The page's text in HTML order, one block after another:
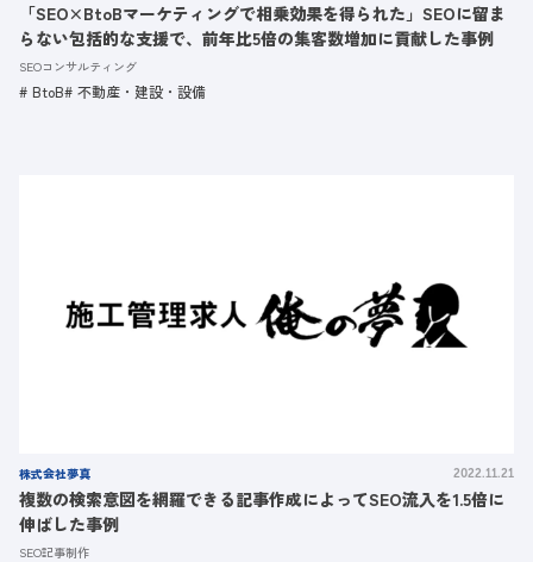
「SEO×BtoBマーケティングで相乗効果を得られた」SEOに留ま
らない包括的な支援で、前年比5倍の集客数増加に貢献した事例
SEOコンサルティング
BtoB 不動産・建設・設備
株式会社夢真 2022.11.21
複数の検索意図を網羅できる記事作成によってSEO流入を1.5倍に
伸ばした事例
SEO記事制作